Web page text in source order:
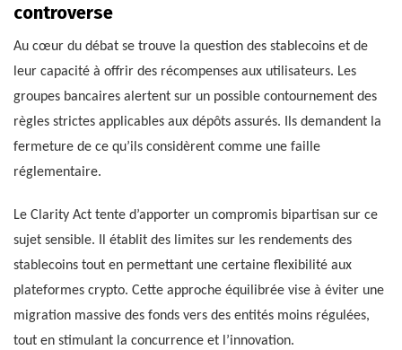
controverse
Au cœur du débat se trouve la question des stablecoins et de
leur capacité à offrir des récompenses aux utilisateurs. Les
groupes bancaires alertent sur un possible contournement des
règles strictes applicables aux dépôts assurés. Ils demandent la
fermeture de ce qu’ils considèrent comme une faille
réglementaire.
Le Clarity Act tente d’apporter un compromis bipartisan sur ce
sujet sensible. Il établit des limites sur les rendements des
stablecoins tout en permettant une certaine flexibilité aux
plateformes crypto. Cette approche équilibrée vise à éviter une
migration massive des fonds vers des entités moins régulées,
tout en stimulant la concurrence et l’innovation.